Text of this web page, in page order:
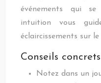
événements qui
intuition vous
éclaircissements sur le
Conseils concrets
Notez dans un